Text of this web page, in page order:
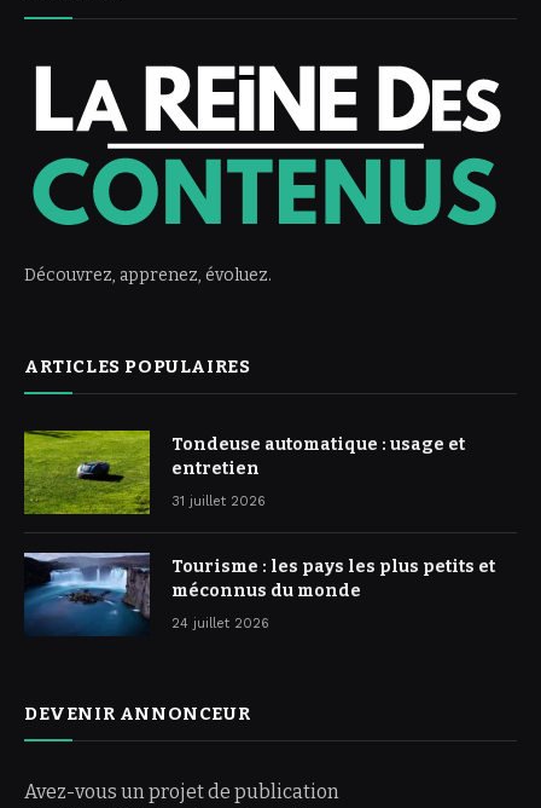
Découvrez, apprenez, évoluez.
ARTICLES POPULAIRES
Tondeuse automatique : usage et
entretien
31 juillet 2026
Tourisme : les pays les plus petits et
méconnus du monde
24 juillet 2026
DEVENIR ANNONCEUR
Avez-vous un projet de publication